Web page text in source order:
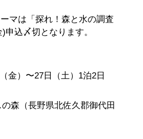
マは「探れ！森と水の調査
申込〆切となります。
金）〜27日（土）1泊2日
森（長野県北佐久郡御代田